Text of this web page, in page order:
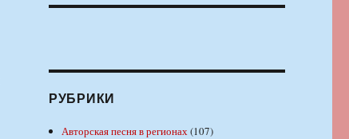
РУБРИКИ
Авторская песня в регионах(107)